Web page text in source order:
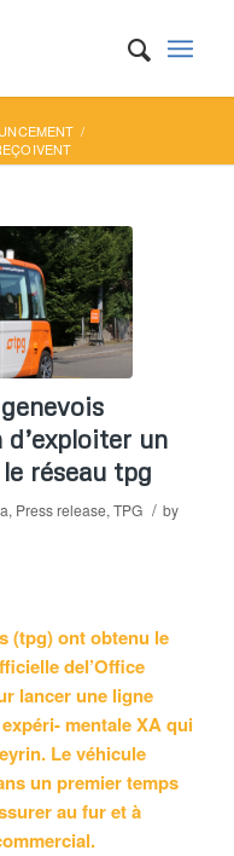
/
un
réseau tpg
, Press release, TPG / by
(tpg) ont obtenu le
del’Office
lancer une ligne
mentale XA qui
Le véhicule
un premier temps
au fur et à